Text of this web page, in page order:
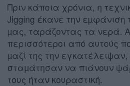
Πριν κάποια χρόνια, η
Jigging έκανε την εµφάνιση
µας, ταράζοντας τα νερά.
περισσότεροι από αυτούς
µαζί της την εγκατέλειψαν,
σταµάτησαν να πιάνουν
τους ήταν κουραστική.